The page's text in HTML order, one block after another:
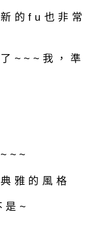
的fu也非常
~~~我，準
雅的風格
是~